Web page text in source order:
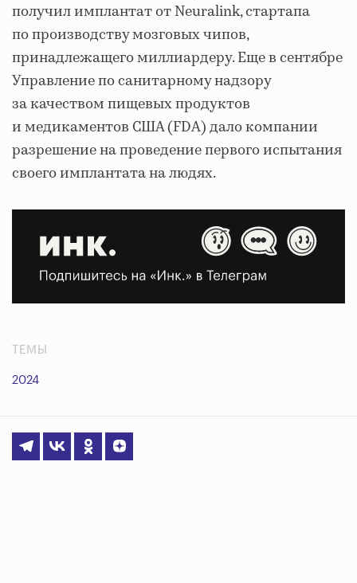
получил имплантат от Neuralink, стартапа
по производству мозговых чипов,
принадлежащего миллиардеру. Еще в сентябре
Управление по санитарному надзору
за качеством пищевых продуктов
и медикаментов США (FDA) дало компании
разрешение на проведение первого испытания
своего имплантата на людях.
ТЕМЫ
2024